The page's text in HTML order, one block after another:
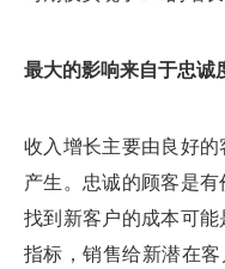
最大的影响来自于忠诚
收入增长主要由良好
产生。忠诚的顾客是有
找到新客户的成本可
指标，销售给新潜在